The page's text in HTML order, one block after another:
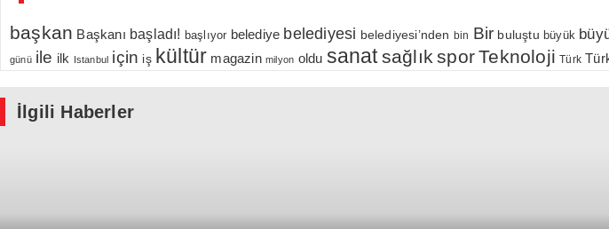
başkan Başkanı başladı! başlıyor belediye belediyesi belediyesi’nden bin Bir buluştu büyük
günü ile ilk Istanbul için iş kültür magazin milyon oldu sanatsağlık sporTeknoloji Türk
İlgili Haberler